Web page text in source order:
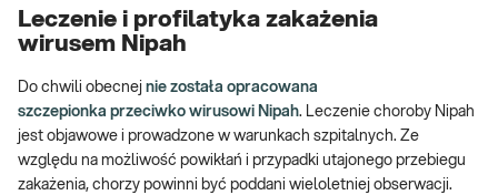
Leczenie i profilatyka zakażenia
wirusem Nipah
Do chwili obecnej nie została opracowana
szczepionka przeciwko wirusowi Nipah. Leczenie choroby Nipah
jest objawowe i prowadzone w warunkach szpitalnych. Ze
względu na możliwość powikłań i przypadki utajonego przebiegu
zakażenia, chorzy powinni być poddani wieloletniej obserwacji.